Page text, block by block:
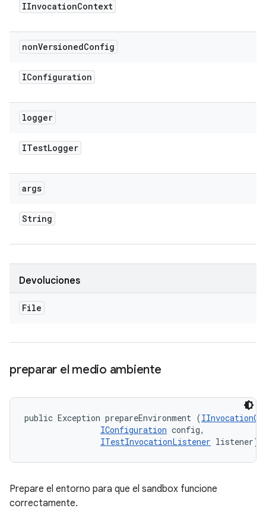
IInvocationContext
nonVersionedConfig
IConfiguration
logger
ITestLogger
args
String
Devoluciones
File
preparar el medio ambiente
public Exception prepareEnvironment (
IConfiguration config,
ITestInvocationListener listener)
Prepare el entorno para que el sandbox funcione
correctamente.